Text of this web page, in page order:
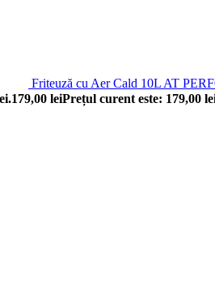
Friteuză cu Aer Cald 10L AT
179,00 leiPrețul curent este: 179,00